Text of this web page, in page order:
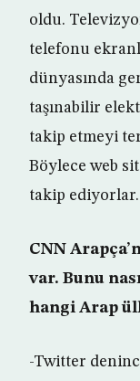
oldu.
telefonu
dünyasında
taşınabilir
takip etmeyi
Böylece web
takip ediyorlar.
CNN
var. Bunu
hangi Arap
-Twitter